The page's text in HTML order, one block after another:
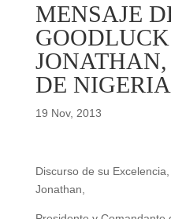
MENSAJE
DE NIGERIA
19 Nov, 2013
Discurso de su
Jonathan,